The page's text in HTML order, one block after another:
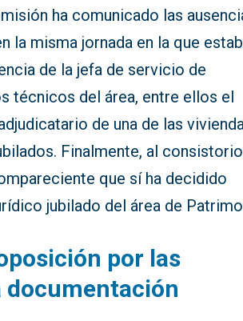
ha comunicado las
la misma jornada en la que
de la jefa de servicio de
técnicos del área, entre ellos el
de una de las
Finalmente, al
que sí ha decidido
jubilado del área de
por las
documentación